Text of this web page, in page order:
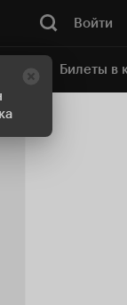
Войти
Билеты в